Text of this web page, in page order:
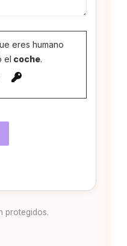
eres humano
el coche.
protegidos.